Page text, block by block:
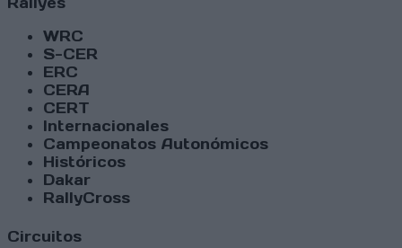
WRC
S-CER
ERC
CERA
CERT
Internacionales
Campeonatos Autonómicos
Históricos
Dakar
RallyCross
Circuitos